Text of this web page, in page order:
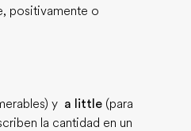
positivamente o
y a little (para
la cantidad en un